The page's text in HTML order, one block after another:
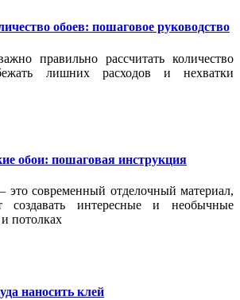
обоев: пошаговое руководство
правильно рассчитать количество
лишних расходов и нехватки
обои: пошаговая инструкция
современный отделочный материал,
создавать интересные и необычные
потолках
наносить клей